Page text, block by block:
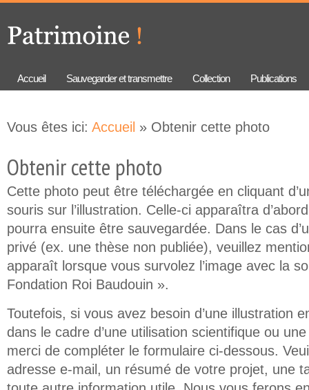
principal
Accueil Sauvegarder et transmettre Collection Publications
Vous êtes ici: Accueil » Obtenir cette photo
Obtenir cette photo
Cette photo peut être téléchargée en cliquant
souris sur l’illustration. Celle-ci apparaîtra
pourra ensuite être sauvegardée. Dans le cas
privé (ex. une thèse non publiée), veuillez
apparaît lorsque vous survolez l’image avec la
Fondation Roi Baudouin ».
Toutefois, si vous avez besoin d’une illustration
dans le cadre d’une utilisation scientifique ou
merci de compléter le formulaire ci-dessous.
adresse e-mail, un résumé de votre projet, une